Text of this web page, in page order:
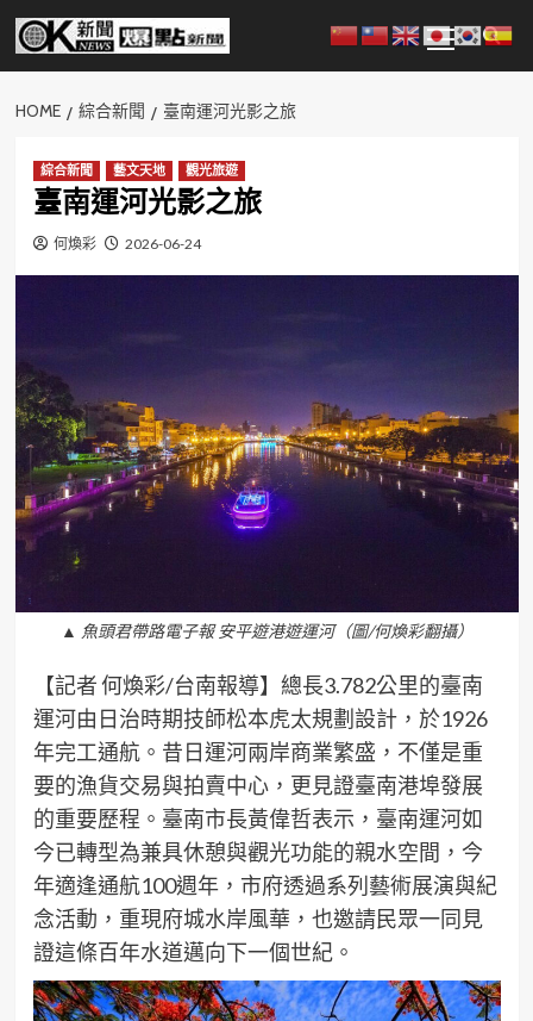
Skip
content
Menu
HOME 綜合新聞 臺南運河光影之旅
綜合新聞 藝文天地 觀光旅遊
臺南運河光影之旅
何煥彩 2026-06-24
▲ 魚頭君帶路電子報 安平遊港遊運河（圖/何煥彩翻攝）
【記者 何煥彩/台南報導】總長3.782公里的臺南
運河由日治時期技師松本虎太規劃設計，於1926
年完工通航。昔日運河兩岸商業繁盛，不僅是重
要的漁貨交易與拍賣中心，更見證臺南港埠發展
的重要歷程。臺南市長黃偉哲表示，臺南運河如
今已轉型為兼具休憩與觀光功能的親水空間，今
年適逢通航100週年，市府透過系列藝術展演與紀
念活動，重現府城水岸風華，也邀請民眾一同見
證這條百年水道邁向下一個世紀。